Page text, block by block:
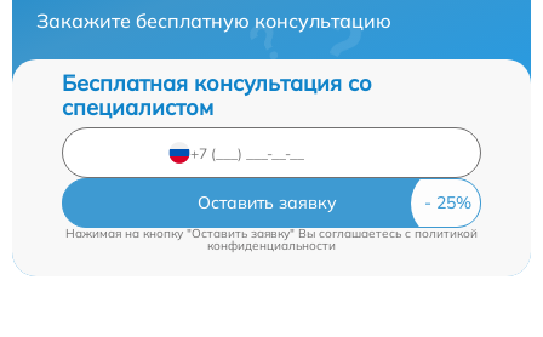
Закажите бесплатную консультацию
Бесплатная консультация со
специалистом
Оставить заявку
Нажимая на кнопку "Оставить заявку" Вы соглашаетесь c политикой
конфиденциальности